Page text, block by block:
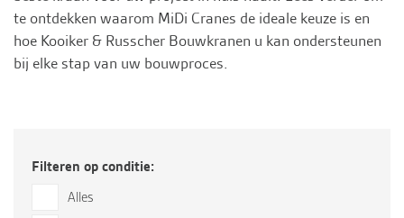
te ontdekken waarom MiDi Cranes de ideale keuze is en
hoe Kooiker & Russcher Bouwkranen u kan ondersteunen
bij elke stap van uw bouwproces.
Filteren op conditie:
Alles